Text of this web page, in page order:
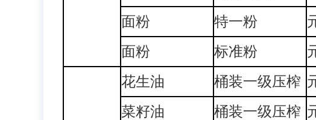
面粉 特一粉
面粉
标准粉
花生油 桶装一级压榨
菜籽油
桶装一级压榨